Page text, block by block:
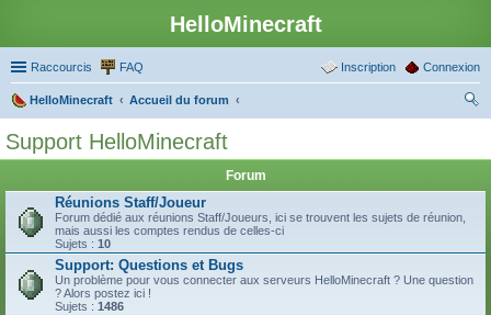
HelloMinecraft
Raccourcis FAQ Connexion
Inscription
HelloMinecraft
Accueil du forum
Support HelloMinecraft
Forum
Réunions Staff/Joueur
Forum dédié aux réunions Staff/Joueurs, ici se trouvent les sujets de réunion,
mais aussi les comptes rendus de celles-ci
Sujets : 10
Support: Questions et Bugs
Un problème pour vous connecter aux serveurs HelloMinecraft ? Une question
? Alors postez ici !
Sujets : 1486